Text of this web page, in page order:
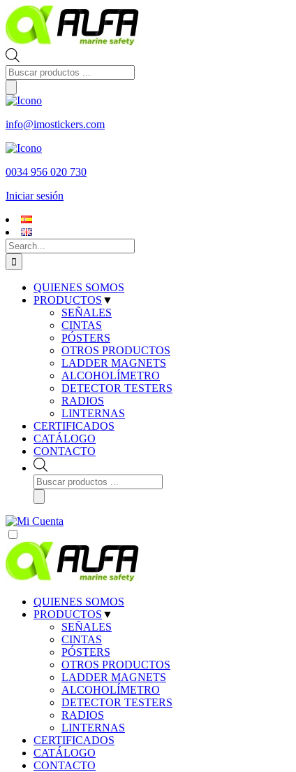
Skip
to
content
Búsqueda
de
productos
info@imostickers.com
0034 956 020 730
Iniciar sesión
Search
for:
QUIENES SOMOS
PRODUCTOS ▼
SEÑALES
CINTAS
PÓSTERS
OTROS PRODUCTOS
LADDER MAGNETS
ALCOHOLÍMETRO
DETECTOR TESTERS
RADIOS
LINTERNAS
CERTIFICADOS
CATÁLOGO
CONTACTO
Búsqueda
de
productos
QUIENES SOMOS
PRODUCTOS ▼
SEÑALES
CINTAS
PÓSTERS
OTROS PRODUCTOS
LADDER MAGNETS
ALCOHOLÍMETRO
DETECTOR TESTERS
RADIOS
LINTERNAS
CERTIFICADOS
CATÁLOGO
CONTACTO